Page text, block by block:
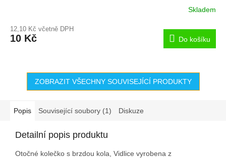
Skladem
12,10 Kč včetně DPH
10 Kč Do košíku
ZOBRAZIT VŠECHNY SOUVISEJÍCÍ PRODUKTY
Popis Související soubory (1) Diskuze
Detailní popis produktu
Otočné kolečko s brzdou kola, Vidlice vyrobena z